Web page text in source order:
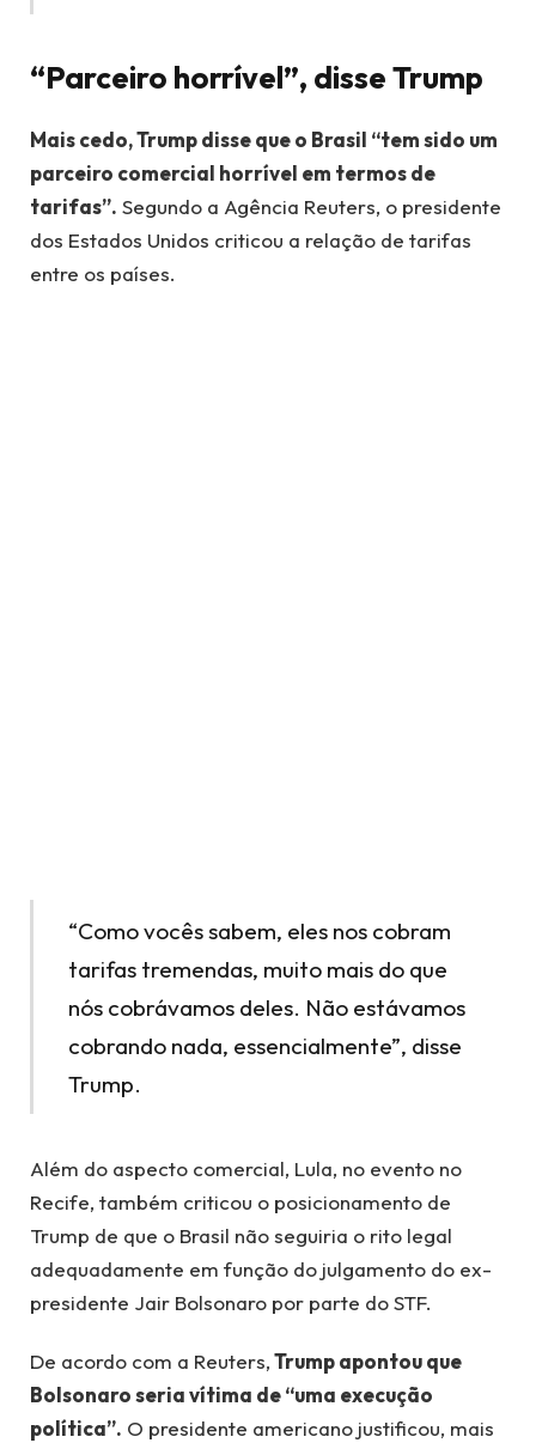
“Parceiro horrível”, disse Trump
Mais cedo, Trump disse que o Brasil “tem sido um
parceiro comercial horrível em termos de
tarifas”. Segundo a Agência Reuters, o presidente
dos Estados Unidos criticou a relação de tarifas
entre os países.
“Como vocês sabem, eles nos cobram
tarifas tremendas, muito mais do que
nós cobrávamos deles. Não estávamos
cobrando nada, essencialmente”, disse
Trump.
Além do aspecto comercial, Lula, no evento no
Recife, também criticou o posicionamento de
Trump de que o Brasil não seguiria o rito legal
adequadamente em função do julgamento do ex-
presidente Jair Bolsonaro por parte do STF.
De acordo com a Reuters,Trump apontou que
Bolsonaro seria vítima de “uma execução
política”. O presidente americano justificou, mais